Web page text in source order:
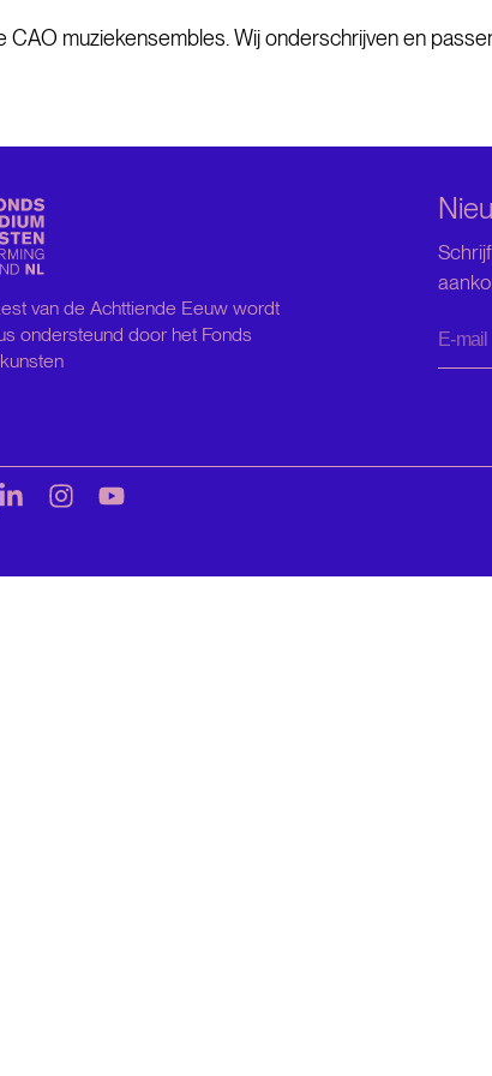
muziekensembles. Wij onderschrijven en
van de Achttiende Eeuw wordt
ondersteund door het Fonds